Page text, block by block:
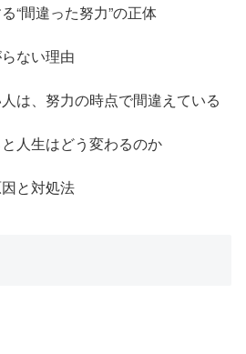
“間違った努力”の正体
ない理由
は、努力の時点で間違えている
人生はどう変わるのか
と対処法